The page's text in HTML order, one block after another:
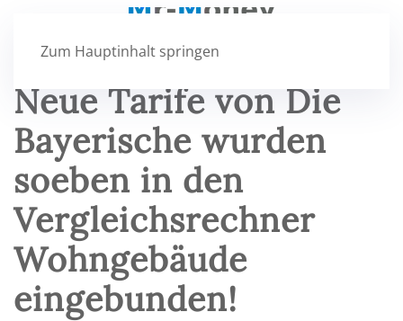
Zum Hauptinhalt springen
Neue Tarife von Die
Bayerische wurden
soeben in den
Vergleichsrechner
Wohngebäude
eingebunden!